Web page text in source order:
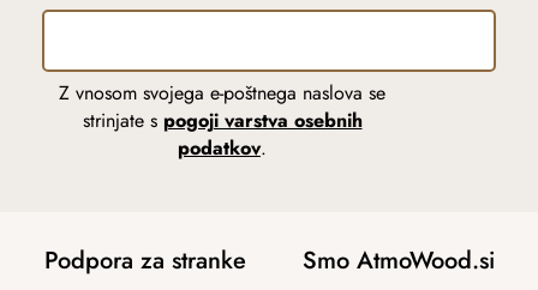
Z vnosom svojega e-poštnega naslova se
strinjate s pogoji varstva osebnih
podatkov.
Podpora za stranke Smo AtmoWood.si